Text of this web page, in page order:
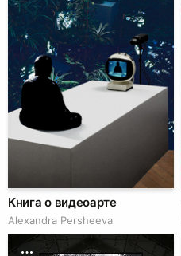
Книга о видеоарте
Alexandra Persheeva